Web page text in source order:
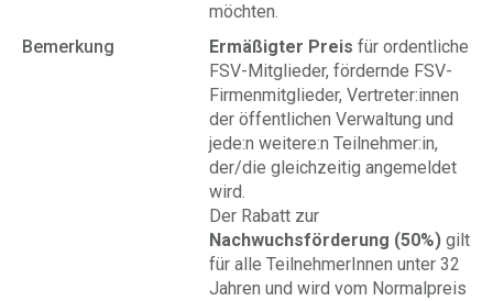
möchten.
Bemerkung
Ermäßigter Preis für ordentliche
FSV-Mitglieder, fördernde FSV-
Firmenmitglieder, Vertreter:innen
der öffentlichen Verwaltung und
jede:n weitere:n Teilnehmer:in,
der/die gleichzeitig angemeldet
wird.
Der Rabatt zur
Nachwuchsförderung (50%) gilt
für alle TeilnehmerInnen unter 32
Jahren und wird vom Normalpreis